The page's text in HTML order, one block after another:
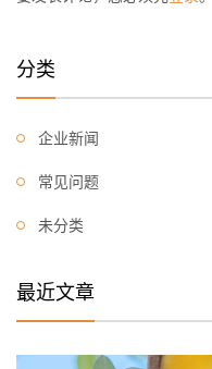
分类
企业新闻
常见问题
未分类
最近文章